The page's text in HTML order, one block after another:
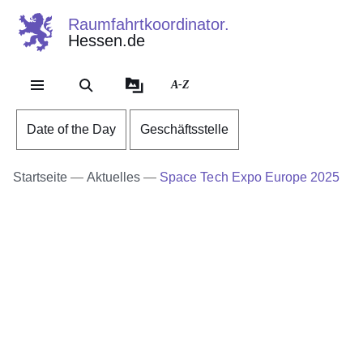
Raumfahrtkoordinator.
Hessen.de
A-Z
Date of the Day Geschäftsstelle
Startseite Aktuelles Space Tech Expo Europe 2025